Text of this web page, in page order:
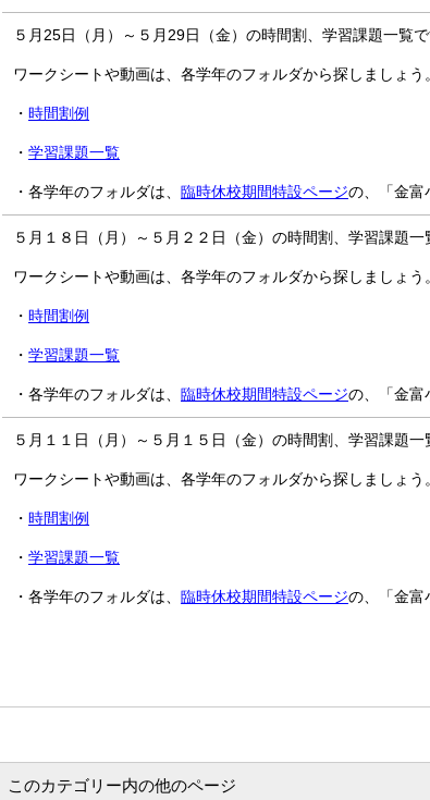
５月25日（月）～５月29日（金）の時間割、学習課題一覧で
ワークシートや動画は、各学年のフォルダから探しましょう。
・ 時間割例
・ 学習課題一覧
・各学年のフォルダは、 臨時休校期間特設ページの、「金富
５月１８日（月）～５月２２日（金）の時間割、学習課題一
ワークシートや動画は、各学年のフォルダから探しましょう。
・ 時間割例
・ 学習課題一覧
・各学年のフォルダは、 臨時休校期間特設ページの、「金富
５月１１日（月）～５月１５日（金）の時間割、学習課題一
ワークシートや動画は、各学年のフォルダから探しましょう。
・ 時間割例
・ 学習課題一覧
・各学年のフォルダは、 臨時休校期間特設ページの、「金富
このカテゴリー内の他のページ